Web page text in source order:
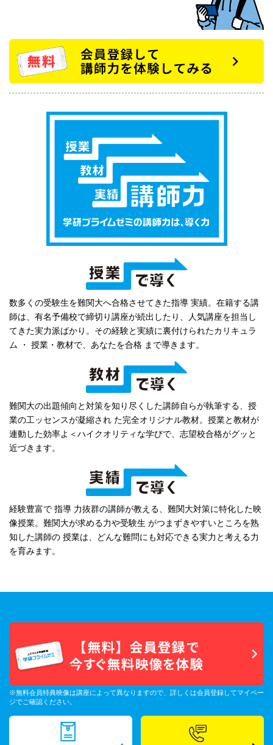
数多くの受験生を難関大へ合格させてきた指導 実績。在籍する講
師は、有名予備校で締切り講座が続出したり、人気講座を担当し
てきた実力派ばかり。その経験と実績に裏付けられたカリキュラ
ム ・ 授業・教材で、あなたを合格 まで導きます。
難関大の出題傾向と対策を知り尽くした講師自らが執筆する、授
業の工ッセンスが凝縮され た完全オリジナル教材。授業と教材が
連動した効率よ＜ハイクオリティな学びで、志望校合格がグッと
近づきます。
経験豊富で 指導 力抜群の講師が教える、難関大対策に特化した映
像授業。難関大が求める力や受験生 がつまずきやすいところを熟
知した講師の 授業は、どんな難問にも対応できる実力と考える力
を育みます。
※無料会員特典映像は講座によって異なりますので、詳しくは会員登録してマイペー
ジでご確認ください。